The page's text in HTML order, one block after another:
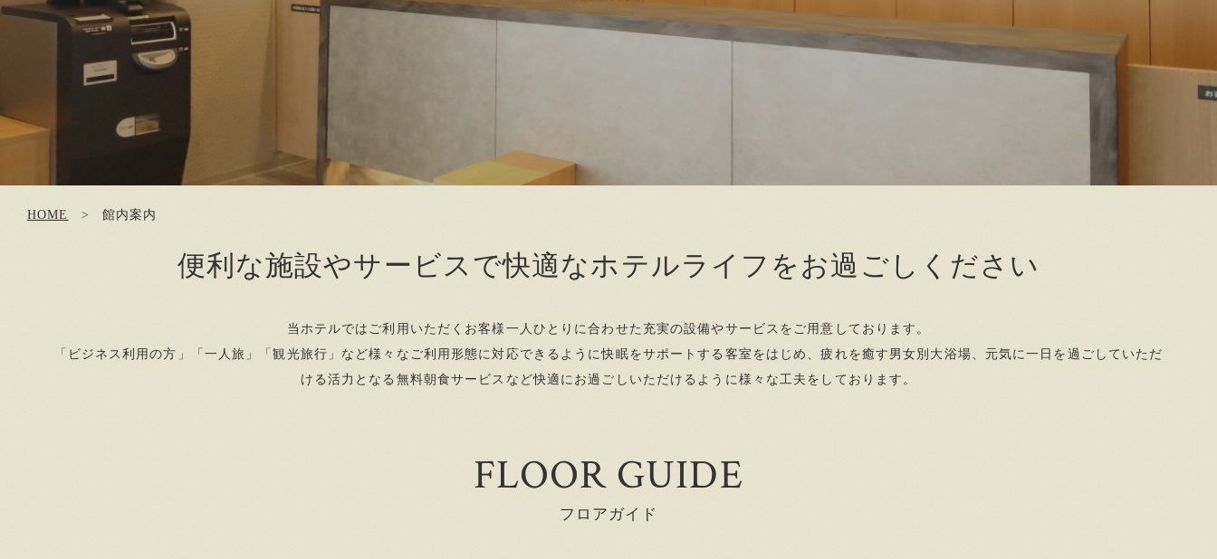
HOME 館内案内
便利な施設やサービスで快適なホテルライフをお過ごしください
当ホテルではご利用いただくお客様一人ひとりに合わせた充実の設備やサービスをご用意しております。
「ビジネス利用の方」「一人旅」「観光旅行」など様々なご利用形態に対応できるように快眠をサポートする客室をはじめ、疲れを癒す男女別大浴場、元気に一日を過ごしていただ
ける活力となる無料朝食サービスなど快適にお過ごしいただけるように様々な工夫をしております。
FLOOR GUIDE
フロアガイド